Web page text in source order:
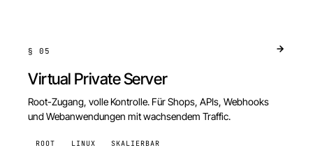
§05
Virtual Private Server
Root-Zugang, volle Kontrolle. Für Shops, APIs, Webhooks
und Webanwendungen mit wachsendem Traffic.
ROOT LINUX SKALIERBAR